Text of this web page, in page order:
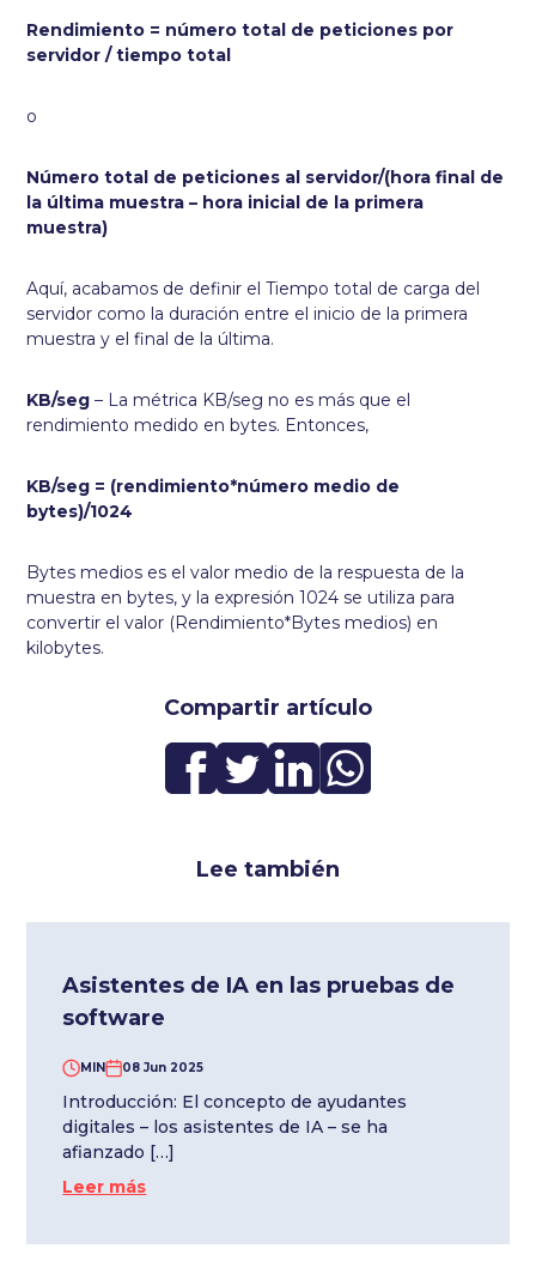
Compartir artículo
Rendimiento = número total de peticiones por
servidor / tiempo total
o
Número total de peticiones al servidor/(hora final de
la última muestra – hora inicial de la primera
muestra)
Aquí, acabamos de definir el Tiempo total de carga del
servidor como la duración entre el inicio de la primera
muestra y el final de la última.
KB/seg – La métrica KB/seg no es más que el
rendimiento medido en bytes. Entonces,
KB/seg = (rendimiento*número medio de
bytes)/1024
Bytes medios es el valor medio de la respuesta de la
muestra en bytes, y la expresión 1024 se utiliza para
convertir el valor (Rendimiento*Bytes medios) en
kilobytes.
Lee también
Asistentes de IA en las pruebas de
software
MIN 08 Jun 2025
Introducción: El concepto de ayudantes
digitales – los asistentes de IA – se ha
afianzado […]
Leer más